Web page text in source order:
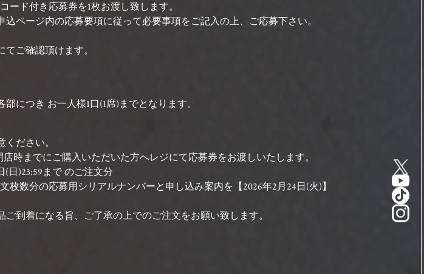
ド付き応募券を1枚お渡し致します。
ページ内の応募要項に従って必要事項をご記入の上、ご応募下さい。
ご確認頂けます。
につき お一人様1口(1席)までとなります。
ださい。
時までにご購入いただいた方へレジにて応募券をお渡しいたします。
日)23:59まで のご注文分
数分の応募用シリアルナンバーと申し込み案内を【2026年2月24日(火)】
到着になる旨、ご了承の上でのご注文をお願い致します。